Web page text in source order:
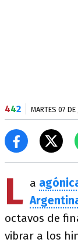
442 MARTES 07
L a
octavos de
vibrar a los